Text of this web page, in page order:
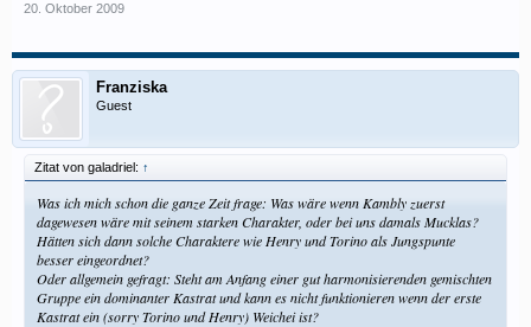
20. Oktober 2009
Franziska
Guest
Zitat von galadriel: ↑
Was ich mich schon die ganze Zeit frage: Was wäre wenn Kambly zuerst
dagewesen wäre mit seinem starken Charakter, oder bei uns damals Mucklas?
Hätten sich dann solche Charaktere wie Henry und Torino als Jungspunte
besser eingeordnet?
Oder allgemein gefragt: Steht am Anfang einer gut harmonisierenden gemischten
Gruppe ein dominanter Kastrat und kann es nicht funktionieren wenn der erste
Kastrat ein (sorry Torino und Henry) Weichei ist?